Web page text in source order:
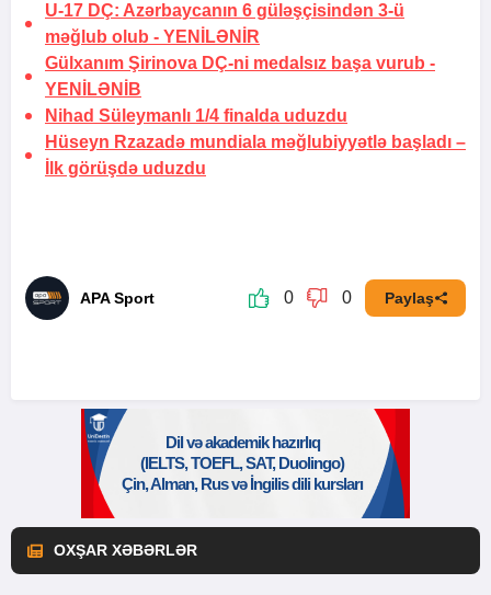
U-17 DÇ: Azərbaycanın 6 güləşçisindən 3-ü
məğlub olub - YENİLƏNİR
Gülxanım Şirinova DÇ-ni medalsız başa vurub -
YENİLƏNİB
Nihad Süleymanlı 1/4 finalda uduzdu
Hüseyn Rzazadə mundiala məğlubiyyətlə başladı –
İlk görüşdə uduzdu
APA Sport 0 0 Paylaş
OXŞAR XƏBƏRLƏR